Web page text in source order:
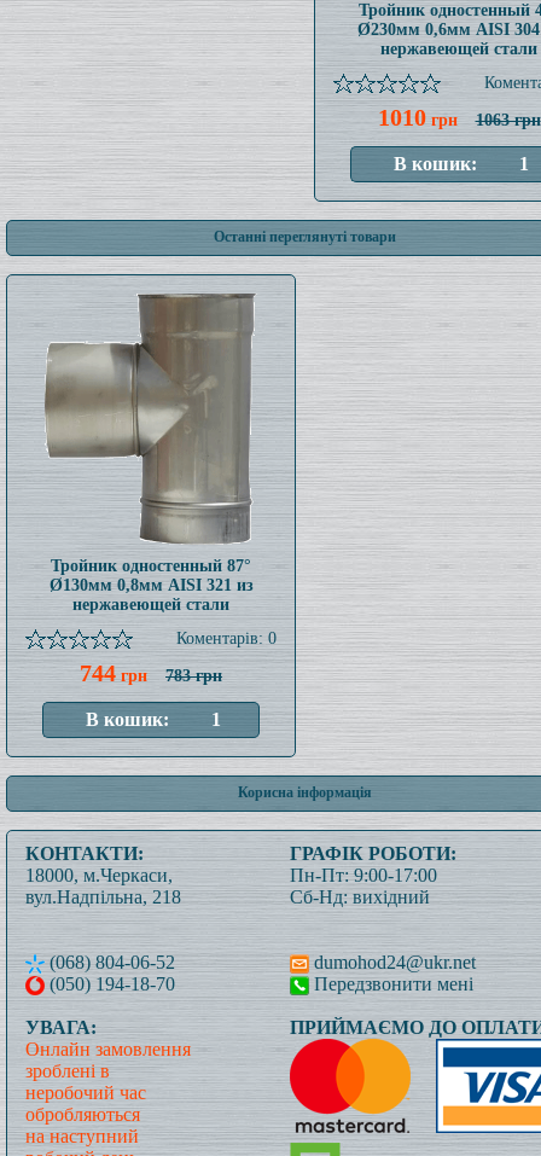
Тройник одностенный
Ø230мм 0,6мм AISI 304
нержавеющей стали
1010грн 1063 грн
Останні переглянуті товари
Тройник одностенный 87°
Ø130мм 0,8мм AISI 321 из
нержавеющей стали
Коментарів: 0
744грн 783 грн
Корисна інформація
КОНТАКТИ:
18000, м.Черкаси,
вул.Надпільна, 218
(068) 804-06-52
(050) 194-18-70
ГРАФІК РОБОТИ:
Пн-Пт: 9:00-17:00
Сб-Нд: вихідний
dumohod24@ukr.net
Передзвонити мені
УВАГА:
Онлайн замовлення
зроблені в
неробочий час
обробляються
на наступний
ПРИЙМАЄМО ДО